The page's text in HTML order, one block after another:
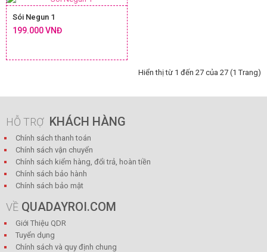
Sói Negun 1
199.000 VNĐ
Hiển thị từ 1 đến 27 của 27 (1 Trang)
HỖ TRỢ KHÁCH HÀNG
Chính sách thanh toán
Chính sách vận chuyển
Chính sách kiểm hàng, đổi trả, hoàn tiền
Chính sách bảo hành
Chính sách bảo mật
VỀ QUADAYROI.COM
Giới Thiệu QDR
Tuyển dụng
Chính sách và quy định chung